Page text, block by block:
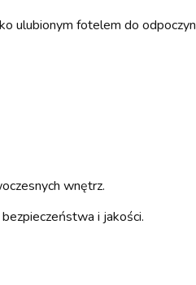
ulubionym fotelem do
wnętrz.
i jakości.